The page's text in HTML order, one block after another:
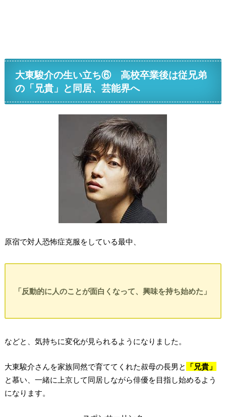
大東駿介の生い立ち⑥ 高校卒業後は従兄弟
の「兄貴」と同居、芸能界へ
原宿で対人恐怖症克服をしている最中、
「反動的に人のことが面白くなって、興味を持ち始めた」
などと、気持ちに変化が見られるようになりました。
大東駿介さんを家族同然で育ててくれた叔母の長男と
「兄貴」
と慕い、一緒に上京して同居しながら俳優を目指し始めるよう
になります。